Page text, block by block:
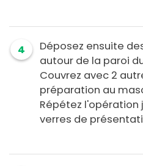
4
Déposez ensuite
autour de la paroi
Couvrez avec 2
préparation au
Répétez l'opération
verres de